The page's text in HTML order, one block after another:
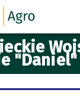
"Daniel"